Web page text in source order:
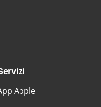
Apple